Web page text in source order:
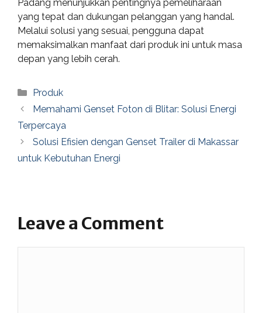
Padang menunjukkan pentingnya pemeliharaan
yang tepat dan dukungan pelanggan yang handal.
Melalui solusi yang sesuai, pengguna dapat
memaksimalkan manfaat dari produk ini untuk masa
depan yang lebih cerah.
Categories
Produk
Memahami Genset Foton di Blitar: Solusi Energi
Terpercaya
Solusi Efisien dengan Genset Trailer di Makassar
untuk Kebutuhan Energi
Leave a Comment